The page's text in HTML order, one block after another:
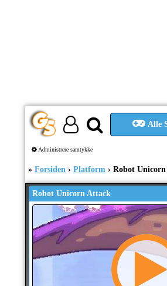
Administrere samtykke
Alle
Forsiden Platform Robot
Robot Unicorn Attack